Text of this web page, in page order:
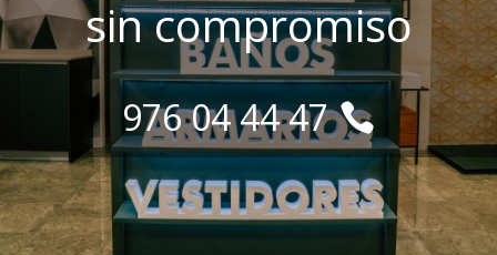
sin compromiso
976 04 44 47